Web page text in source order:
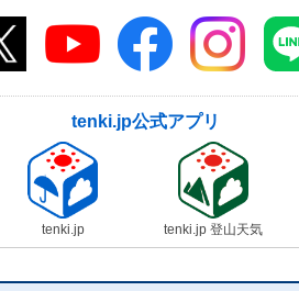
tenki.jp公式アプリ
tenki.jp tenki.jp 登山天気